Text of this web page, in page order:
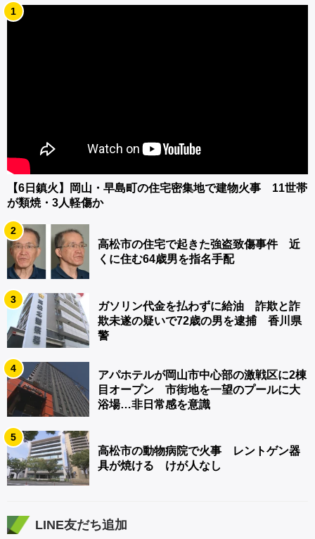
1
【6日鎮火】岡山・早島町の住宅密集地で建物火事 11世帯
が類焼・3人軽傷か
2
高松市の住宅で起きた強盗致傷事件 近
くに住む64歳男を指名手配
3
ガソリン代金を払わずに給油 詐欺と詐
欺未遂の疑いで72歳の男を逮捕 香川県
警
4
アパホテルが岡山市中心部の激戦区に2棟
目オープン 市街地を一望のプールに大
浴場…非日常感を意識
5
高松市の動物病院で火事 レントゲン器
具が焼ける けが人なし
LINE友だち追加